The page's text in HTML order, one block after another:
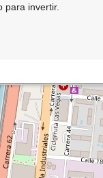
para invertir.